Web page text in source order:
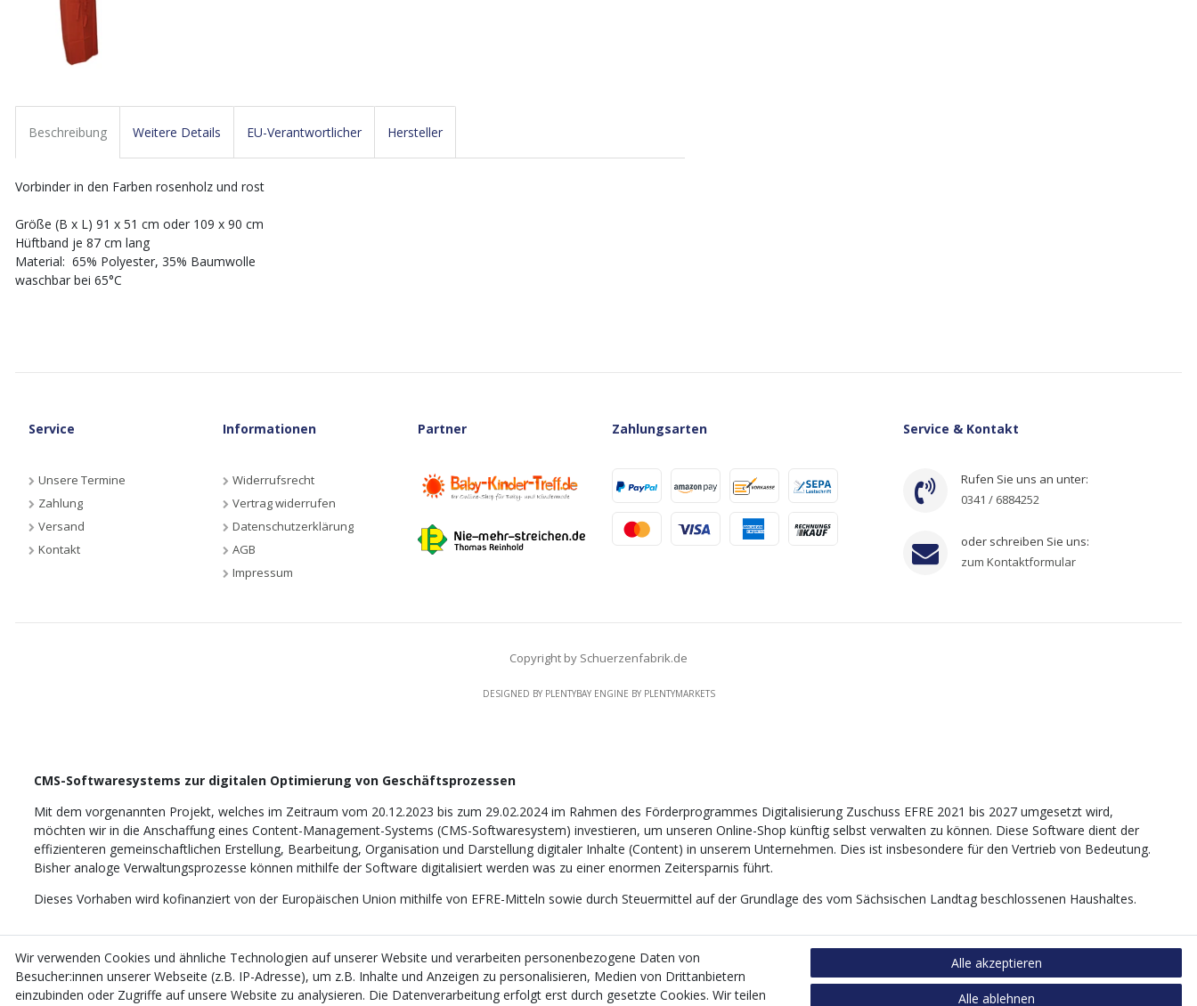
Beschreibung Weitere Details EU-Verantwortlicher Hersteller
Vorbinder in den Farben rosenholz und rost
Größe (B x L) 91 x 51 cm oder 109 x 90 cm
Hüftband je 87 cm lang
Material: 65% Polyester, 35% Baumwolle
waschbar bei 65°C
Service
Unsere Termine
Zahlung
Versand
Kontakt
Informationen
Widerrufsrecht
Vertrag widerrufen
Datenschutzerklärung
AGB
Impressum
Partner Zahlungsarten Service & Kontakt
Rufen Sie uns an unter:
0341 / 6884252
oder schreiben Sie uns:
zum Kontaktformular
Copyright by Schuerzenfabrik.de
DESIGNED BY PLENTYBAYENGINE BY PLENTYMARKETS
CMS-Softwaresystems zur digitalen Optimierung von Geschäftsprozessen
Mit dem vorgenannten Projekt, welches im Zeitraum vom 20.12.2023 bis zum 29.02.2024 im Rahmen des Förderprogrammes Digitalisierung Zuschuss EFRE 2021 bis 2027 umgesetzt wird,
möchten wir in die Anschaffung eines Content-Management-Systems (CMS-Softwaresystem) investieren, um unseren Online-Shop künftig selbst verwalten zu können. Diese Software dient der
effizienteren gemeinschaftlichen Erstellung, Bearbeitung, Organisation und Darstellung digitaler Inhalte (Content) in unserem Unternehmen. Dies ist insbesondere für den Vertrieb von Bedeutung.
Bisher analoge Verwaltungsprozesse können mithilfe der Software digitalisiert werden was zu einer enormen Zeitersparnis führt.
Dieses Vorhaben wird kofinanziert von der Europäischen Union mithilfe von EFRE-Mitteln sowie durch Steuermittel auf der Grundlage des vom Sächsischen Landtag beschlossenen Haushaltes.
Wir verwenden Cookies und ähnliche Technologien auf unserer Website und verarbeiten personenbezogene Daten von
Besucher:innen unserer Webseite (z.B. IP-Adresse), um z.B. Inhalte und Anzeigen zu personalisieren, Medien von Drittanbietern
einzubinden oder Zugriffe auf unsere Website zu analysieren. Die Datenverarbeitung erfolgt erst durch gesetzte Cookies. Wir teilen
Alle akzeptieren
Alle ablehnen